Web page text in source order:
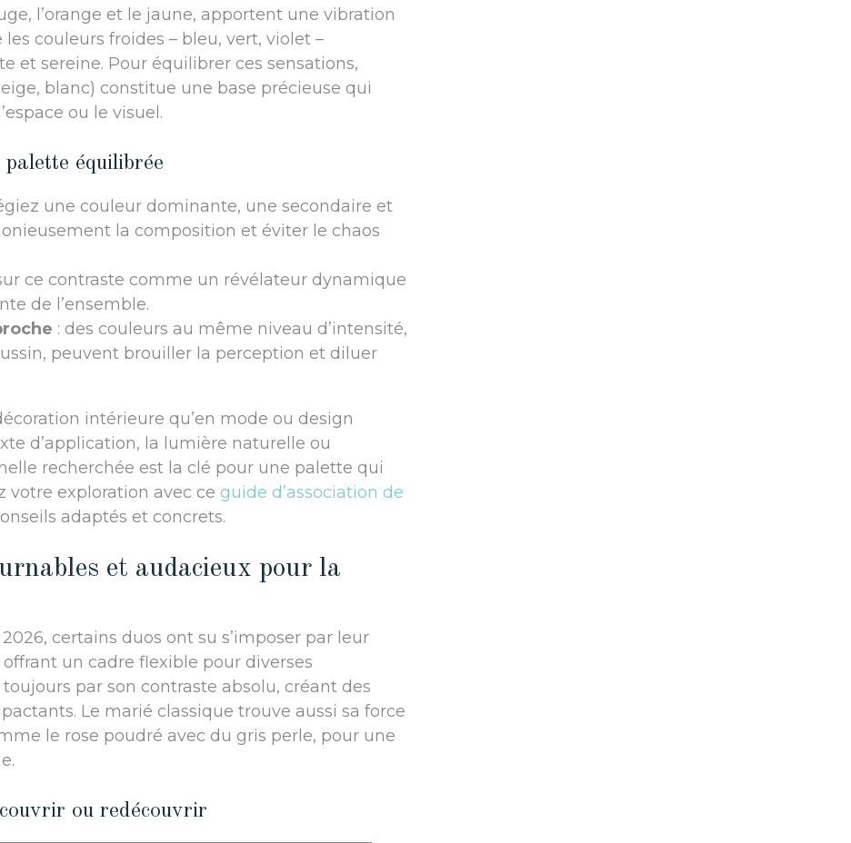
l’orange et le jaune, apportent une vibration
couleurs froides – bleu, vert, violet –
et sereine. Pour équilibrer ces sensations,
blanc) constitue une base précieuse qui
ou le visuel.
équilibrée
une couleur dominante, une secondaire et
la composition et éviter le chaos
ce contraste comme un révélateur dynamique
de l’ensemble.
: des couleurs au même niveau d’intensité,
peuvent brouiller la perception et diluer
intérieure qu’en mode ou design
d’application, la lumière naturelle ou
recherchée est la clé pour une palette qui
votre exploration avec ce guide d’association de
adaptés et concrets.
et audacieux pour la
certains duos ont su s’imposer par leur
un cadre flexible pour diverses
par son contraste absolu, créant des
Le marié classique trouve aussi sa force
le rose poudré avec du gris perle, pour une
ou redécouvrir